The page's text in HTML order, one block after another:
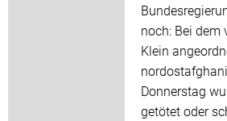
noch: Bei dem
Klein
Donnerstag
getötet oder